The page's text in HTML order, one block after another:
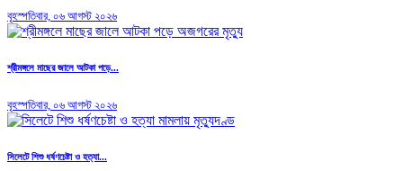
বৃহস্পতিবার, ০৬ আগস্ট ২০২৬
শ্রীমঙ্গলে মাছের জালে আটকা পড়ে...
বৃহস্পতিবার, ০৬ আগস্ট ২০২৬
সিলেটে শিশু ধর্ষণচেষ্টা ও হত্যা...